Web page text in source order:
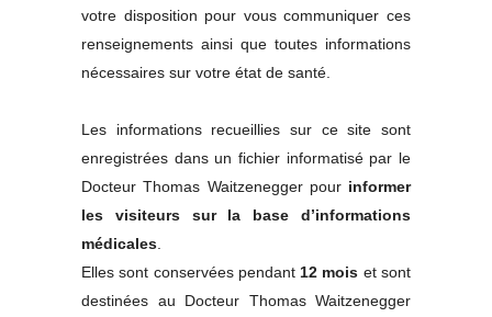
votre disposition pour vous communiquer ces
renseignements ainsi que toutes informations
nécessaires sur votre état de santé.
Les informations recueillies sur ce site sont
enregistrées dans un fichier informatisé par le
Docteur Thomas Waitzenegger pour informer
les visiteurs sur la base d’informations
médicales
Elles sont conservées pendant12 mois et sont
destinées au Docteur Thomas Waitzenegger